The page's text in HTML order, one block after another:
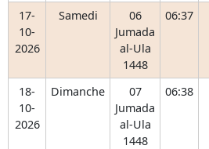
17-
10-
2026
Samedi
06
Jumada
al-Ula
1448
06:37
18-
10-
2026
Dimanche
07
Jumada
al-Ula
1448
06:38